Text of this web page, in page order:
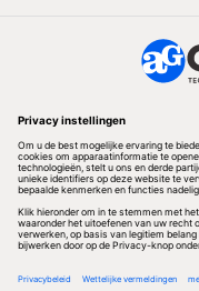
Redactionele partner